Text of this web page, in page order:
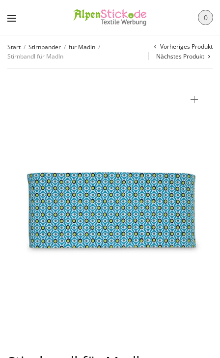
0
Start / Stirnbänder / für Madln /
Stirnbandl für Madln
Vorheriges Produkt
Nächstes Produkt